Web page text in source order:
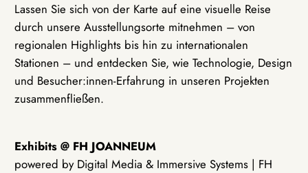
Lassen Sie sich von der Karte auf eine visuelle Reise
durch unsere Ausstellungsorte mitnehmen – von
regionalen Highlights bis hin zu internationalen
Stationen – und entdecken Sie, wie Technologie, Design
und Besucher:innen-Erfahrung in unseren Projekten
zusammenfließen.
Exhibits @ FH JOANNEUM
powered by Digital Media & Immersive Systems | FH